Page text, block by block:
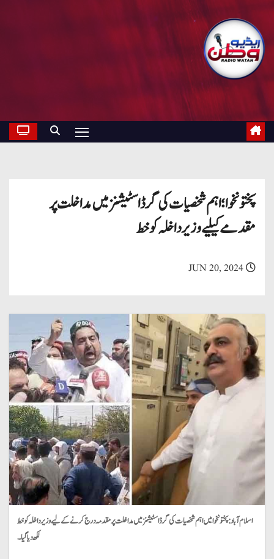
پختونخوا؛ اہم شخصیات کی گرڈاسٹیشنز میں مداخلت پر
مقدمے کیلیے وزیر داخلہ کو خط
JUN 20, 2024
اسلام آباد:پختونخوا میں اہم شخصیات کی گرڈ اسٹیشنز میں مداخلت پر مقدمہ درج کرنے کے لیے وزیر داخلہ کو خط
لکھ دیا گیا۔